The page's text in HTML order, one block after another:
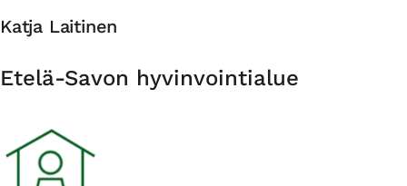
Katja Laitinen
Organisaatio
Etelä-Savon hyvinvointialue